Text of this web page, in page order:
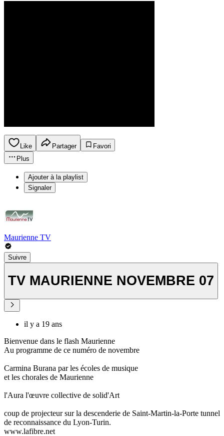
Like Partager
Favori
Plus
Ajouter à la playlist
Signaler
Maurienne TV
Suivre
TV MAURIENNE NOVEMBRE 07
il y a 19 ans
Bienvenue dans le flash Maurienne
Au programme de ce numéro de novembre
Carmina Burana par les écoles de musique
et les chorales de Maurienne
l'Aura l'œuvre collective de solid'Art
coup de projecteur sur la descenderie de Saint-Martin-la-Porte tunnel
de reconnaissance du Lyon-Turin.
www.lafibre.net